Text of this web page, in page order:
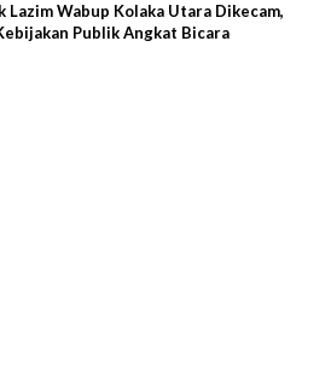
Lazim Wabup Kolaka Utara Dikecam,
Publik Angkat Bicara